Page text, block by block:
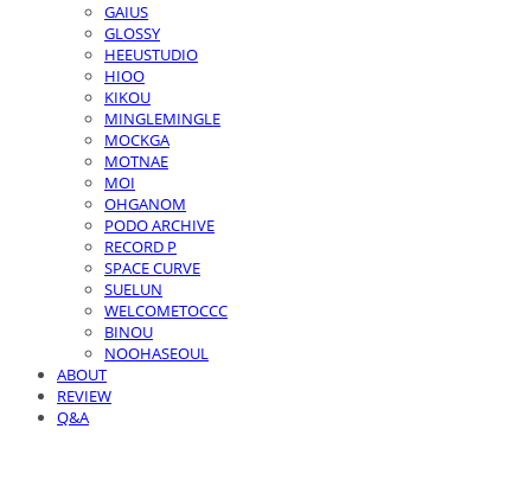
GAIUS
GLOSSY
HEEUSTUDIO
HIOO
KIKOU
MINGLEMINGLE
MOCKGA
MOTNAE
MOI
OHGANOM
PODO ARCHIVE
RECORD P
SPACE CURVE
SUELUN
WELCOMETOCCC
BINOU
NOOHASEOUL
ABOUT
REVIEW
Q&A